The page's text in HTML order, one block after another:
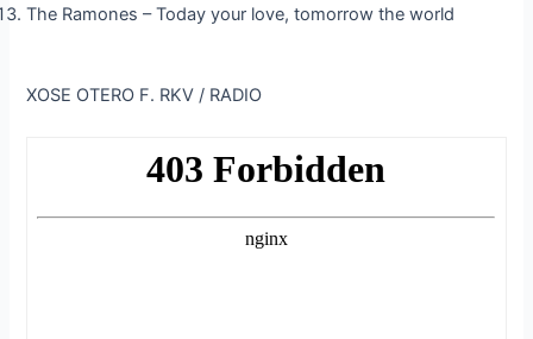
The Ramones – Today your love, tomorrow the world
XOSE OTERO F. RKV / RADIO